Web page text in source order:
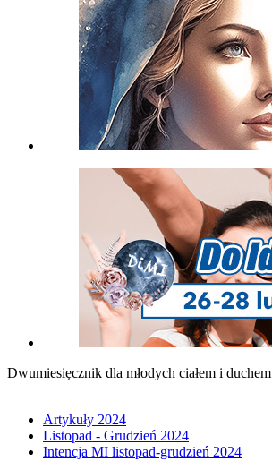
Dwumiesięcznik dla młodych ciałem i duchem
Artykuły 2024
Listopad - Grudzień 2024
Intencja MI listopad-grudzień 2024